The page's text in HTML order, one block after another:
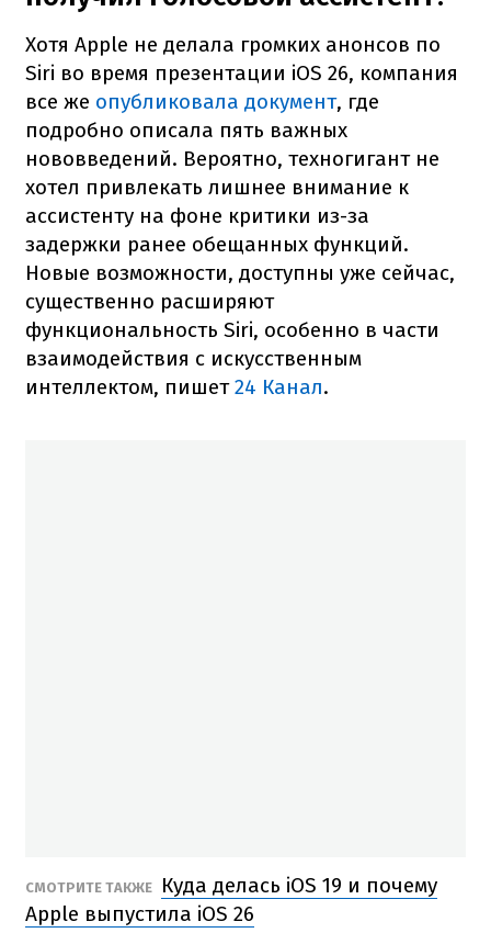
Хотя Apple не делала громких анонсов по
Siri во время презентации iOS 26, компания
все же опубликовала документ, где
подробно описала пять важных
нововведений. Вероятно, техногигант не
хотел привлекать лишнее внимание к
ассистенту на фоне критики из-за
задержки ранее обещанных функций.
Новые возможности, доступны уже сейчас,
существенно расширяют
функциональность Siri, особенно в части
взаимодействия с искусственным
интеллектом, пишет24 Канал.
СМОТРИТЕ ТАКЖЕ
Куда делась iOS 19 и почему
Apple выпустила iOS 26